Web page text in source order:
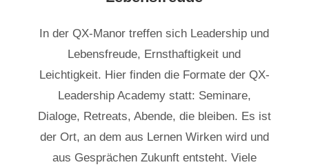
In der QX-Manor treffen sich Leadership und
Lebensfreude, Ernsthaftigkeit und
Leichtigkeit. Hier finden die Formate der QX-
Leadership Academy statt: Seminare,
Dialoge, Retreats, Abende, die bleiben. Es ist
der Ort, an dem aus Lernen Wirken wird und
aus Gesprächen Zukunft entsteht. Viele